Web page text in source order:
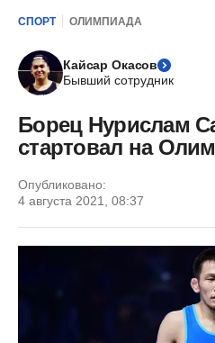
СПОРТ ОЛИМПИАДА
Кайсар Окасов
Бывший сотрудник
Борец Нурислам
стартовал на
Опубликовано:
4 августа 2021, 08:37